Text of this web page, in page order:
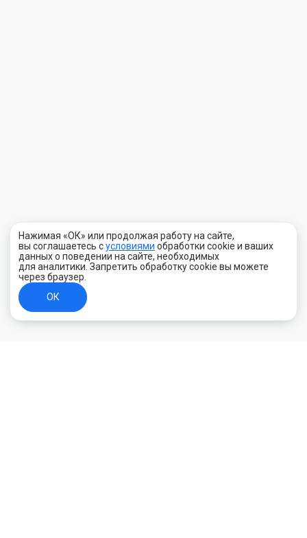
Нажимая «ОК» или продолжая работу на сайте,
вы соглашаетесь сусловиями обработки cookie и ваших
данных о поведении на сайте, необходимых
для аналитики. Запретить обработку cookie вы можете
через браузер.
ОК